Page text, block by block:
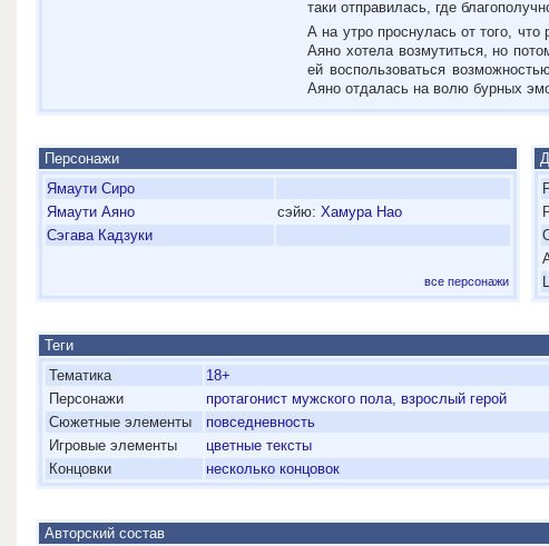
таки отправилась, где
А на утро проснулась от того,
Аяно хотела возмутиться, но
ей воспользоваться
Аяно отдалась на волю бурных
Персонажи
Ямаути Сиро
Ямаути Аяно
сэйю: Хамура Нао
Сэгава Кадзуки
все персонажи
Теги
Тематика
18+
Персонажи протагонист мужского пола, взрослый герой
Сюжетные элементы
повседневность
Игровые элементы
цветные тексты
Концовки несколько концовок
Авторский состав